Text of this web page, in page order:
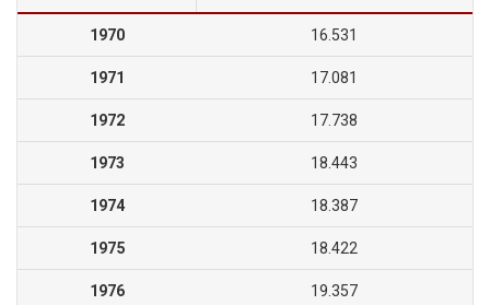
1970 16.531
1971 17.081
1972 17.738
1973 18.443
1974 18.387
1975 18.422
1976 19.357